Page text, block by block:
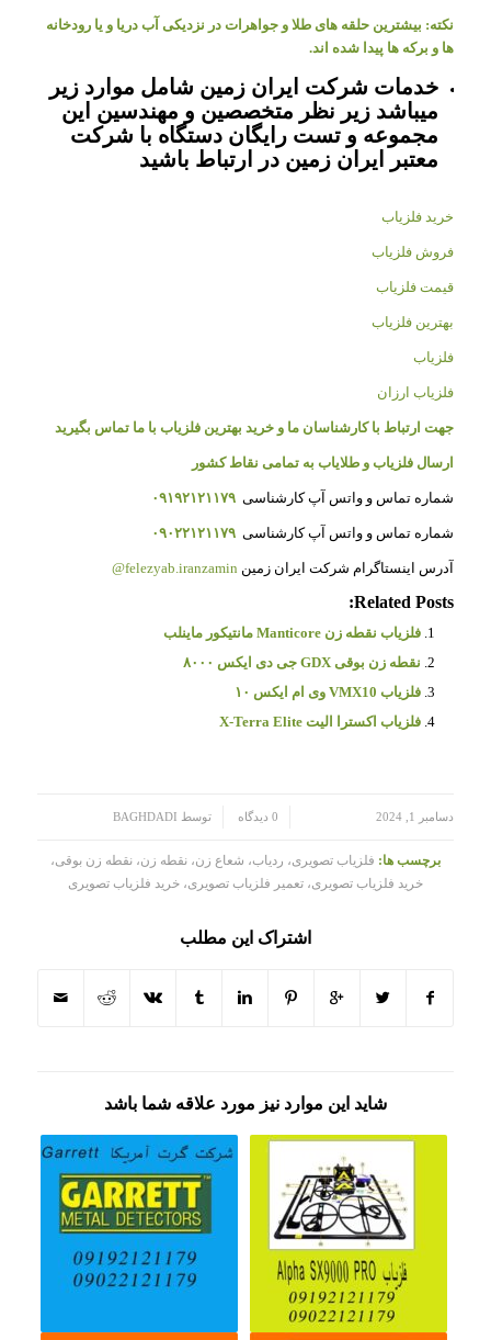
نکته: بیشترین حلقه های طلا و جواهرات در نزدیکی آب دریا و یا رودخانه
ها و برکه ها پیدا شده اند.
خدمات شرکت ایران زمین شامل موارد زیر
میباشد زیر نظر متخصصین و مهندسین این
مجموعه و تست رایگان دستگاه با شرکت
معتبر ایران زمین در ارتباط باشید
خرید فلزیاب
فروش فلزیاب
قیمت فلزیاب
بهترین فلزیاب
فلزیاب
فلزیاب ارزان
جهت ارتباط با کارشناسان ما و خرید بهترین فلزیاب با ما تماس بگیرید
ارسال فلزیاب و طلایاب به تمامی نقاط کشور
شماره تماس و واتس آپ کارشناسی ۰۹۱۹۲۱۲۱۱۷۹
شماره تماس و واتس آپ کارشناسی ۰۹۰۲۲۱۲۱۱۷۹
آدرس اینستاگرام شرکت ایران زمین felezyab.iranzamin@
Related Posts:
فلزیاب نقطه زن Manticore مانتیکور ماینلب
نقطه زن بوقی GDX جی دی ایکس ۸۰۰۰
فلزیاب VMX10 وی ام ایکس ۱۰
فلزیاب اکسترا الیت X-Terra Elite
دسامبر 1, 2024 0 دیدگاه توسط BAGHDADI
برچسب ها: فلزیاب تصویری، ردیاب، شعاع زن، نقطه زن، نقطه زن بوقی،
خرید فلزیاب تصویری، تعمیر فلزیاب تصویری، خرید فلزیاب تصویری
اشتراک این مطلب
شاید این موارد نیز مورد علاقه شما باشد